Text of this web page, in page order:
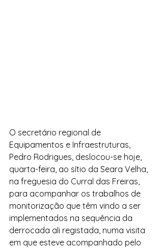
O secretário regional de
Equipamentos e Infraestruturas,
Pedro Rodrigues, deslocou-se hoje,
quarta-feira, ao sítio da Seara Velha,
na freguesia do Curral das Freiras,
para acompanhar os trabalhos de
monitorização que têm vindo a ser
implementados na sequência da
derrocada ali registada, numa visita
em que esteve acompanhado pelo